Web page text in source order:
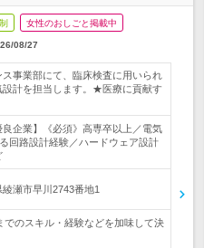
女性のおしごと掲載中
08/27
ス事業部にて、臨床検査に用いられ
設計を担当します。★医療に貢献す
良企業】《必須》高専卒以上／電気
回路設計経験／ハードウェア設計
瀬市早川2743番地1
のスキル・経験などを加味して決